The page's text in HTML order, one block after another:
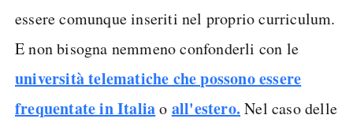
essere comunque inseriti nel proprio curriculum.
E non bisogna nemmeno confonderli con le
università telematiche che possono essere
frequentate in Italiao all'estero. Nel caso delle